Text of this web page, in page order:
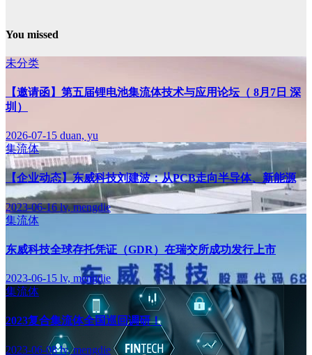
You missed
未分类
【邀请函】第五届锂电池集流体技术与应用论坛（ 8月7日 深
圳）
2026-07-15 duan, yu
集流体
【企业动态】东威科技刘建波：从PCB走向半导体、新能源
2023-06-16lv, mengdie
集流体
东威科技全球存托凭证（GDR）在瑞交所成功发行上市
2023-06-15 lv, mengdie
集流体
2023复合集流体全国巡回调研！
2023-06-08lv, mengdie